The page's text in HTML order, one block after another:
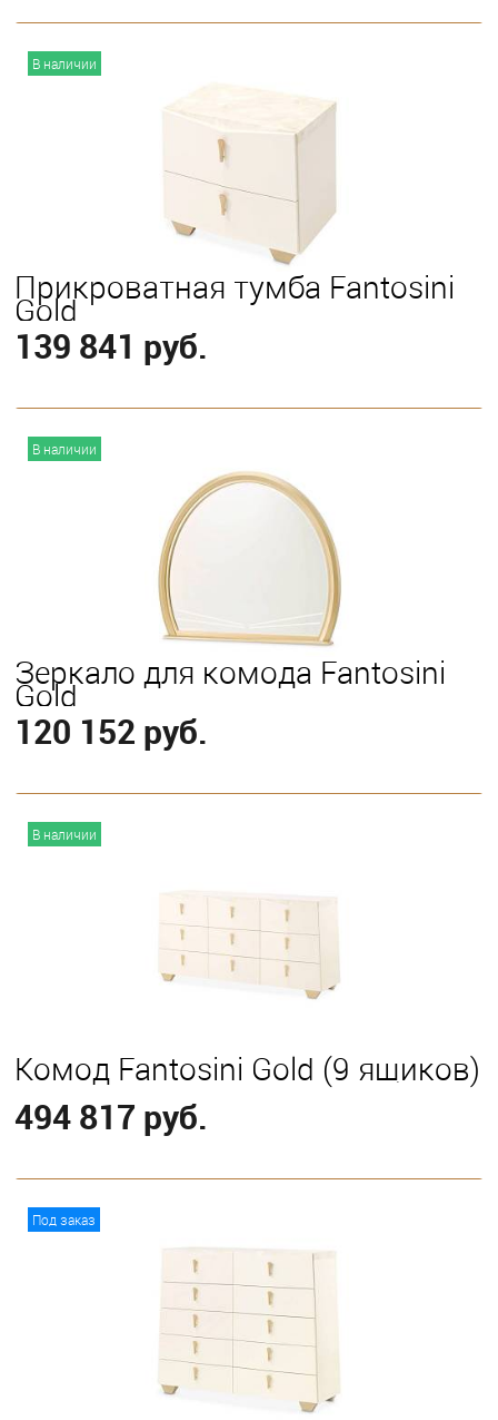
В наличии
Прикроватная тумба Fantosini
Gold
139 841 руб.
В наличии
Зеркало для комода Fantosini
Gold
120 152 руб.
В наличии
Комод Fantosini Gold (9 ящиков)
494 817 руб.
Под заказ